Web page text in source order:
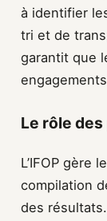
à identifier
tri et de
garantit que
Le rôle
L’IFOP gère
compilation
des